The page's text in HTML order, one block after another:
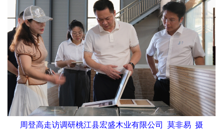
周登高走访调研桃江县宏盛木业有限公司 莫非易 摄